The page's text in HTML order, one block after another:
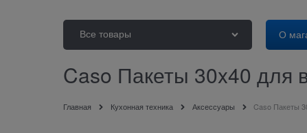
Все товары О
Caso Пакеты 30x40 для
Главная Кухонная техника Аксессуары Caso Пакеты